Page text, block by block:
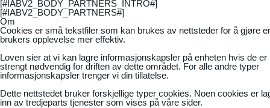
[#IABV2_BODY_PARTNERS_INTRO#]
[#IABV2_BODY_PARTNERS#]
Om
Cookies er små tekstfiler som kan brukes av nettsteder for å gjøre
brukers opplevelse mer effektiv.
Loven sier at vi kan lagre informasjonskapsler på enheten hvis de er
strengt nødvendig for driften av dette området. For alle andre typer
informasjonskapsler trenger vi din tillatelse.
Dette nettstedet bruker forskjellige typer cookies. Noen cookies er
inn av tredjeparts tjenester som vises på våre sider.